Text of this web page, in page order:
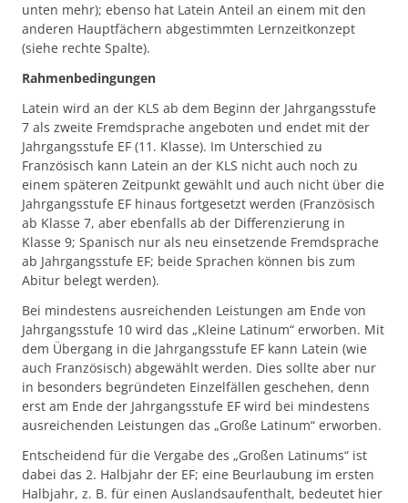
unten mehr); ebenso hat Latein Anteil an einem mit den
anderen Hauptfächern abgestimmten Lernzeitkonzept
(siehe rechte Spalte).
Rahmenbedingungen
Latein wird an der KLS ab dem Beginn der Jahrgangsstufe
7 als zweite Fremdsprache angeboten und endet mit der
Jahrgangsstufe EF (11. Klasse). Im Unterschied zu
Französisch kann Latein an der KLS nicht auch noch zu
einem späteren Zeitpunkt gewählt und auch nicht über die
Jahrgangsstufe EF hinaus fortgesetzt werden (Französisch
ab Klasse 7, aber ebenfalls ab der Differenzierung in
Klasse 9; Spanisch nur als neu einsetzende Fremdsprache
ab Jahrgangsstufe EF; beide Sprachen können bis zum
Abitur belegt werden).
Bei mindestens ausreichenden Leistungen am Ende von
Jahrgangsstufe 10 wird das „Kleine Latinum“ erworben. Mit
dem Übergang in die Jahrgangsstufe EF kann Latein (wie
auch Französisch) abgewählt werden. Dies sollte aber nur
in besonders begründeten Einzelfällen geschehen, denn
erst am Ende der Jahrgangsstufe EF wird bei mindestens
ausreichenden Leistungen das „Große Latinum“ erworben.
Entscheidend für die Vergabe des „Großen Latinums“ ist
dabei das 2. Halbjahr der EF; eine Beurlaubung im ersten
Halbjahr, z. B. für einen Auslandsaufenthalt, bedeutet hier